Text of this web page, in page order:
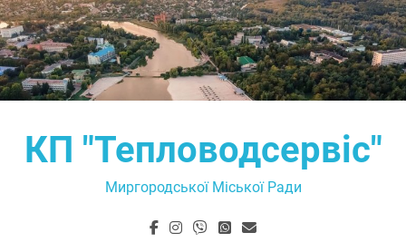
Перейти
до
вмісту
КП "Тепловодсервіс"
Миргородської Міської Ради